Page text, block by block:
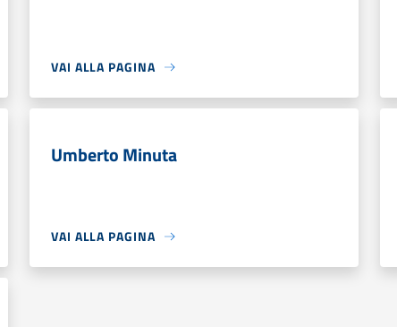
VAI ALLA PAGINA
Umberto Minuta
VAI ALLA PAGINA